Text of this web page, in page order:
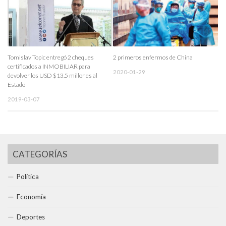
Tomislav Topic entregó 2 cheques
certificados a INMOBILIAR para
devolver los USD $13.5 millones al
Estado
2019-03-07
2 primeros enfermos de China
2020-01-29
CATEGORÍAS
Política
Economía
Deportes